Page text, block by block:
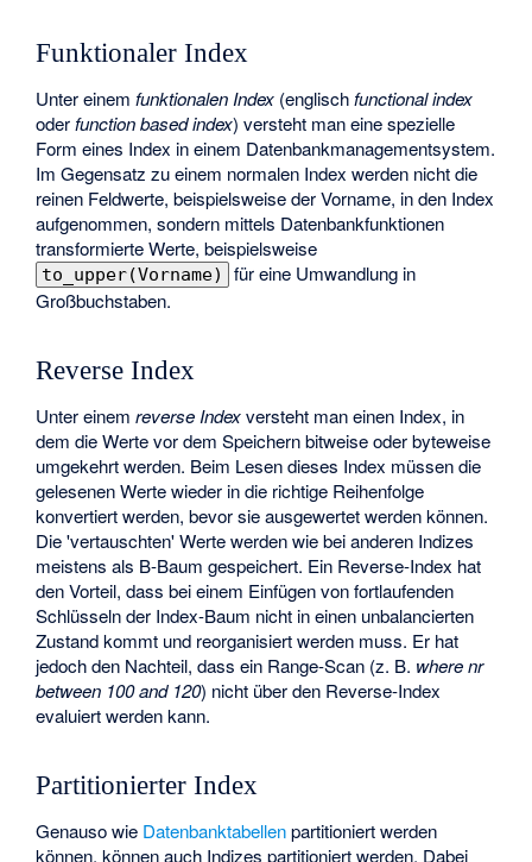
Funktionaler Index
Unter einemfunktionalen Index (englischfunctional index
oderfunction based index) versteht man eine spezielle
Form eines Index in einem Datenbankmanagementsystem.
Im Gegensatz zu einem normalen Index werden nicht die
reinen Feldwerte, beispielsweise der Vorname, in den Index
aufgenommen, sondern mittels Datenbankfunktionen
transformierte Werte, beispielsweise
to_upper(Vorname)
für eine Umwandlung in
Großbuchstaben.
Reverse Index
Unter einemreverse Indexversteht man einen Index, in
dem die Werte vor dem Speichern bitweise oder byteweise
umgekehrt werden. Beim Lesen dieses Index müssen die
gelesenen Werte wieder in die richtige Reihenfolge
konvertiert werden, bevor sie ausgewertet werden können.
Die 'vertauschten' Werte werden wie bei anderen Indizes
meistens als B-Baum gespeichert. Ein Reverse-Index hat
den Vorteil, dass bei einem Einfügen von fortlaufenden
Schlüsseln der Index-Baum nicht in einen unbalancierten
Zustand kommt und reorganisiert werden muss. Er hat
jedoch den Nachteil, dass ein Range-Scan (z. B. where nr
between 100 and 120) nicht über den Reverse-Index
evaluiert werden kann.
Partitionierter Index
Genauso wie Datenbanktabellenpartitioniert werden
können, können auch Indizes partitioniert werden. Dabei